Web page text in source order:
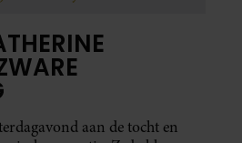
aan de tocht en